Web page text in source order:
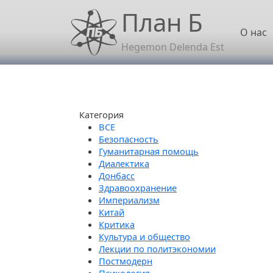
Перейти к основному содержаниюПлан Б
Hegemon Delenda Est
О нас
Категория
Безопасность
Гуманитарная помощь
Диалектика
Донбасс
Здравоохранение
Империализм
Китай
Критика
Культура и общество
Лекции по политэкономии
Постмодерн